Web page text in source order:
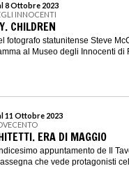
8 Ottobre 2023
INNOCENTI
CHILDREN
fotografo statunitense Steve
al Museo degli Innocenti di
11 Ottobre 2023
ERA DI MAGGIO
appuntamento de Il
che vede protagonisti